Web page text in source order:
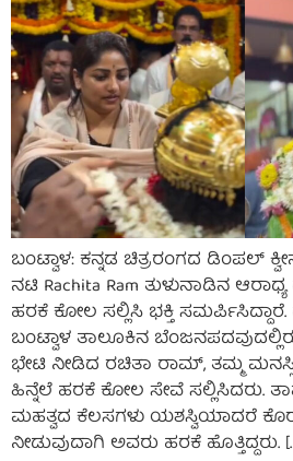
ಬಂಟ್ವಾಳ: ಕನ್ನಡ ಚಿತ್ರರಂಗದ ಡಿಂಪಲ್
ನಟಿ Rachita Ram ತುಳುನಾಡಿನ ಆರಾಧ್ಯ
ಹರಕೆ ಕೋಲ ಸಲ್ಲಿಸಿ ಭಕ್ತಿ ಸಮರ್ಪಿಸಿದ್ದಾರೆ.
ಬಂಟ್ವಾಳ ತಾಲೂಕಿನ
ಭೇಟಿ ನೀಡಿದ ರಚಿತಾ ರಾಮ್, ತಮ್ಮ
ಹಿನ್ನೆಲೆ ಹರಕೆ ಕೋಲ ಸೇವೆ ಸಲ್ಲಿಸಿದರು.
ಮಹತ್ವದ ಕೆಲಸಗಳು ಯಶಸ್ವಿಯಾದರೆ
ನೀಡುವುದಾಗಿ ಅವರು ಹರಕೆ ಹೊತ್ತಿದ್ದರು.